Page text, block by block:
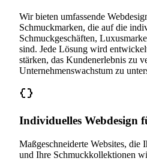
Wir bieten umfassende
Schmuckmarken, die auf die
Schmuckgeschäften,
sind. Jede Lösung wird
stärken, das Kundenerlebnis zu
Unternehmenswachstum zu
Individuelles Webdesign
Maßgeschneiderte Websites, die
und Ihre Schmuckkollektionen